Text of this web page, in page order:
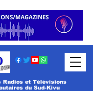
Radios et Télévisions
du Sud-Kivu